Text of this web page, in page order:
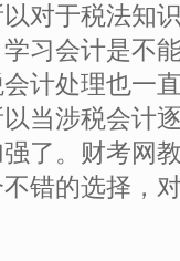
对于税法知
习会计是不
计处理也一
当涉税会计
了。财考网
错的选择，